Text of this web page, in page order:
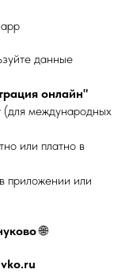
данные
онлайн"
(для международных
или платно в
в приложении или
🌐
vko.ru